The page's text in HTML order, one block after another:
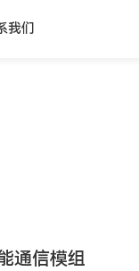
我们
通信模组